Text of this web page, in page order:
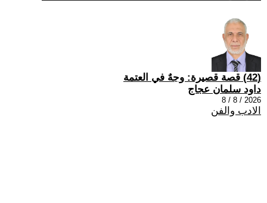
(42) قصة قصيرة: وجهٌ في العتمة
داود سلمان عجاج
2026 / 8 / 8
الادب والفن